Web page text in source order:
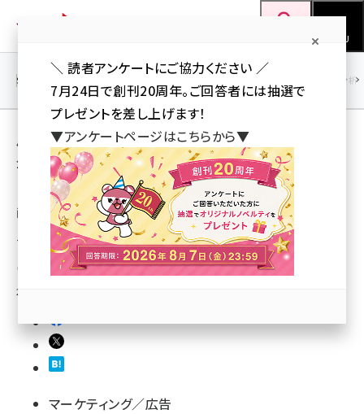
ン
MENU
seo (3523)
ai (2804)
youtube (2429)
note (2312)
z世代 (1622)
llmo (1161)
SEO アクセス解析／データ分析
用語「動画再生」 が使われている記事の一覧
全 4 記事中 1 ～ 4 を表示中
ヒューマンセントリックス、エンコード無料の動
画再生「SVP-streaming」サービス開始
セミナービデオや社内にある講演ビデオをウェブ公開したいニーズに対応
山川 健（Web担 編集部）
2009年11月5日 19:33
マーケティング／広告
＼ 読者アンケートにご協力ください ／
7月24日で創刊20周年。ご回答者には抽選で
プレゼントを差し上げます！
▼アンケートページはこちらから▼